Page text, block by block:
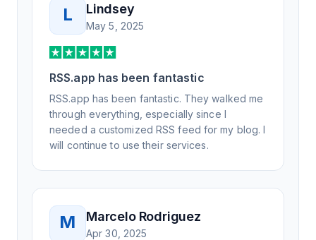
L Lindsey
May 5, 2025
RSS.app has been fantastic
RSS.app has been fantastic. They walked me
through everything, especially since I
needed a customized RSS feed for my blog. I
will continue to use their services.
M Marcelo Rodriguez
Apr 30, 2025